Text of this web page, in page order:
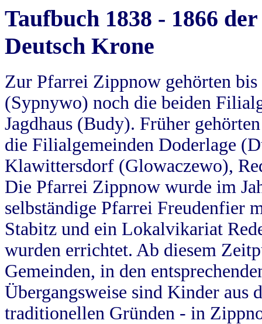
Taufbuch 1838 - 1866
Deutsch Krone
Zur Pfarrei Zippnow gehörten
(Sypnywo) noch die beiden
Jagdhaus (Budy). Früher
die Filialgemeinden Doderlage
Klawittersdorf (Glowaczewo),
Die Pfarrei Zippnow wurde im
selbständige Pfarrei Freudenfier
Stabitz und ein Lokalvikariat
wurden errichtet. Ab diesem
Gemeinden, in den
Übergangsweise sind Kinder aus
traditionellen Gründen - in